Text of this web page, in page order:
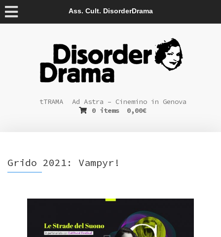
Ass. Cult. DisorderDrama
tTRAMA
Ad Astra – Cinemino in Genova
0 items
0,00€
Grido 2021: Vampyr!